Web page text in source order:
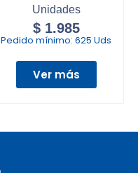
Unidades
$1.985
Pedido mínimo: 625 Uds
Ver más